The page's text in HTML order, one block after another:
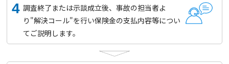
4 調査終了または示談成立後、事故の担当者よ
り"解決コール"を行い保険金の支払内容等につい
てご説明します。